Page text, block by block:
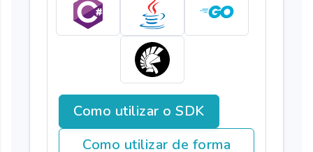
Como utilizar o SDK
Como utilizar de forma